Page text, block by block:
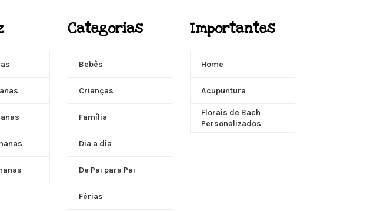
e GravidezCategorias
Bebês
Crianças
Família
Dia a dia
De Pai para Pai
Férias
Importantes
Home
Acupuntura
Florais de Bach
Personalizados